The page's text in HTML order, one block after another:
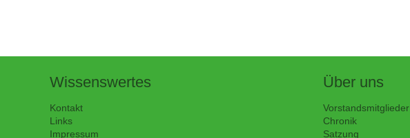
Wissenswertes
Kontakt
Links
Impressum
Über uns
Vorstandsmitglieder
Chronik
Satzung